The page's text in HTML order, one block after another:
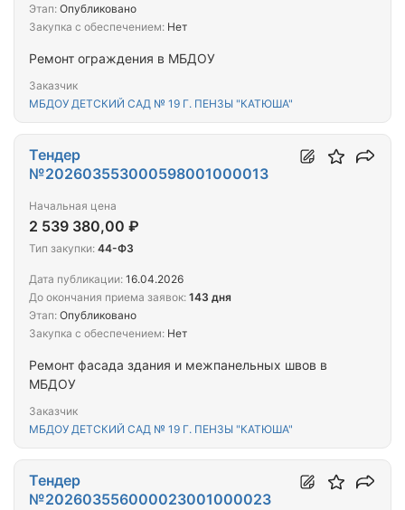
Ремонт ограждения в МБДОУ
Заказчик
МБДОУ ДЕТСКИЙ САД № 19 Г. ПЕНЗЫ "КАТЮША"
Этап: Опубликовано
Закупка с обеспечением: Нет
Ремонт фасада здания и межпанельных швов в
МБДОУ
Заказчик
МБДОУ ДЕТСКИЙ САД № 19 Г. ПЕНЗЫ "КАТЮША"
Тендер
№202603553000598001000013
Начальная цена
2 539 380,00 ₽
Тип закупки: 44-ФЗ
Дата публикации: 16.04.2026
До окончания приема заявок: 143 дня
Этап: Опубликовано
Закупка с обеспечением: Нет
Тендер
№202603556000023001000023